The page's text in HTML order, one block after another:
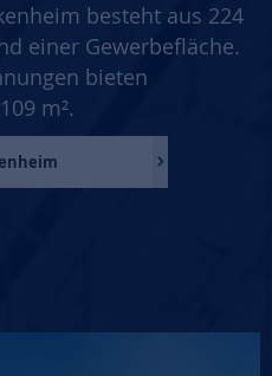
besteht aus 224
einer Gewerbefläche.
bieten
m².